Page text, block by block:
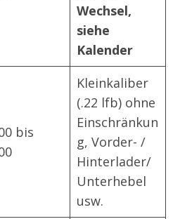
Wechsel,
siehe
Kalender
bis
Kleinkaliber
(.22 lfb) ohne
Einschränkun
g, Vorder- /
Hinterlader/
Unterhebel
usw.